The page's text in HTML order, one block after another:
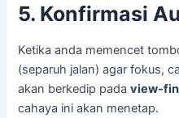
5. Konfirmasi
Ketika anda memencet
(separuh jalan) agar fokus,
akan berkedip padaview-
cahaya ini akan menetap.